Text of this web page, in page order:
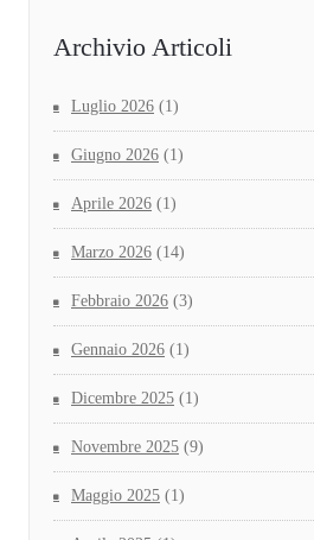
Archivio Articoli
Luglio 2026 (1)
Giugno 2026 (1)
Aprile 2026 (1)
Marzo 2026 (14)
Febbraio 2026 (3)
Gennaio 2026 (1)
Dicembre 2025 (1)
Novembre 2025 (9)
Maggio 2025 (1)